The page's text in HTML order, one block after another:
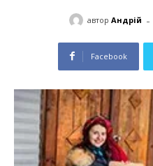
автор Андрій -
Facebook